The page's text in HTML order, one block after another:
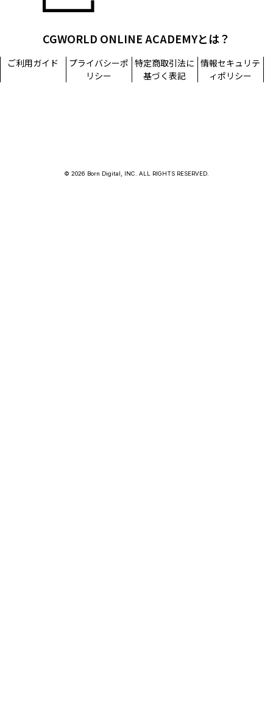
CGWORLD ONLINE ACADEMYとは？
ご利用ガイド
プライバシーポ
リシー
特定商取引法に
基づく表記
情報セキュリテ
ィポリシー
© 2026 Born Digital, INC. ALL RIGHTS RESERVED.